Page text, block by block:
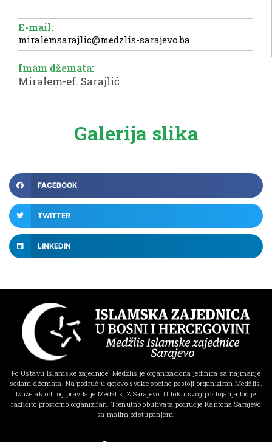
E-mail:
miralemsarajlic@medzlis-sarajevo.ba
Imam džemata:
Miralem-ef. Sarajlić
Galerija slika
FACEBOOK
TWITTER
LINKEDIN
Po Ustavu Islamske zajednice, Medžlis je organizaciona jedinica sa najmanje
sedam džemata. Na području gotovo svake općine postoji organiziran Medžlis.
Izuzetak od tog pravila je Medžlis IZ Sarajevo. U toku svog postojanja bio je
različito prostorno organiziran. Trenutno obuhvata područje Kantona Sarajevo
sa malim odstupanjem.